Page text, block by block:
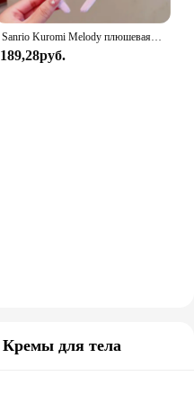
Sanrio Kuromi Melody плюшевая кукла для мытья лица, милая коричная, милая, нескользящая, эластичная, аксессуары для волос
189,28руб.
Кремы для тела